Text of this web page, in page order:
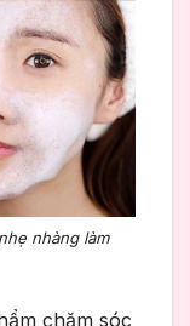
nhàng làm
chăm sóc